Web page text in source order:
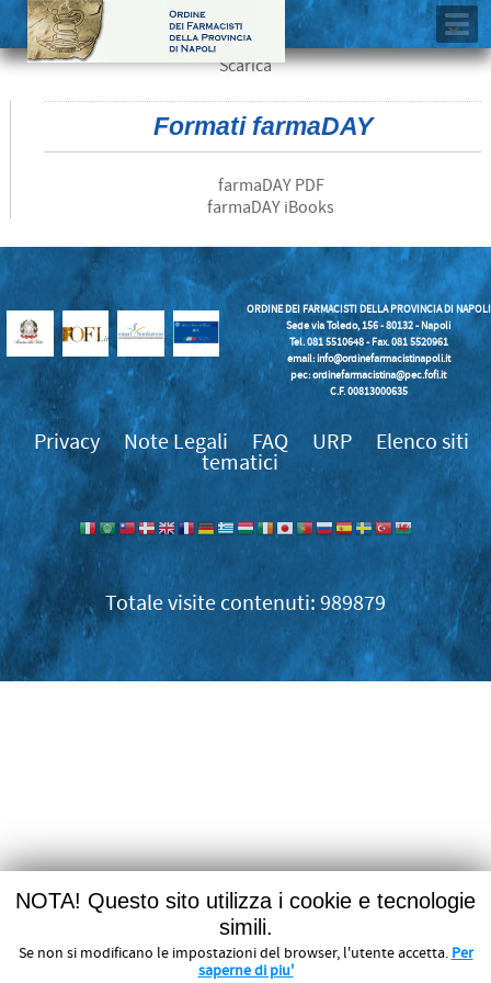
Scarica
Formati farmaDAY
farmaDAY PDF
farmaDAY iBooks
ORDINE DEI FARMACISTI DELLA PROVINCIA DI NAPOLI
Sede via Toledo, 156 - 80132 - Napoli
Tel. 081 5510648 - Fax. 081 5520961
email:info@ordinefarmacistinapoli.it
pec: ordinefarmacistina@pec.fofi.it
C.F. 00813000635
Privacy Note Legali FAQ URP
Elenco siti
tematici
989879
NOTA! Questo sito utilizza i cookie e tecnologie
simili.
Se non si modificano le impostazioni del browser, l'utente accetta. Per
saperne di piu'